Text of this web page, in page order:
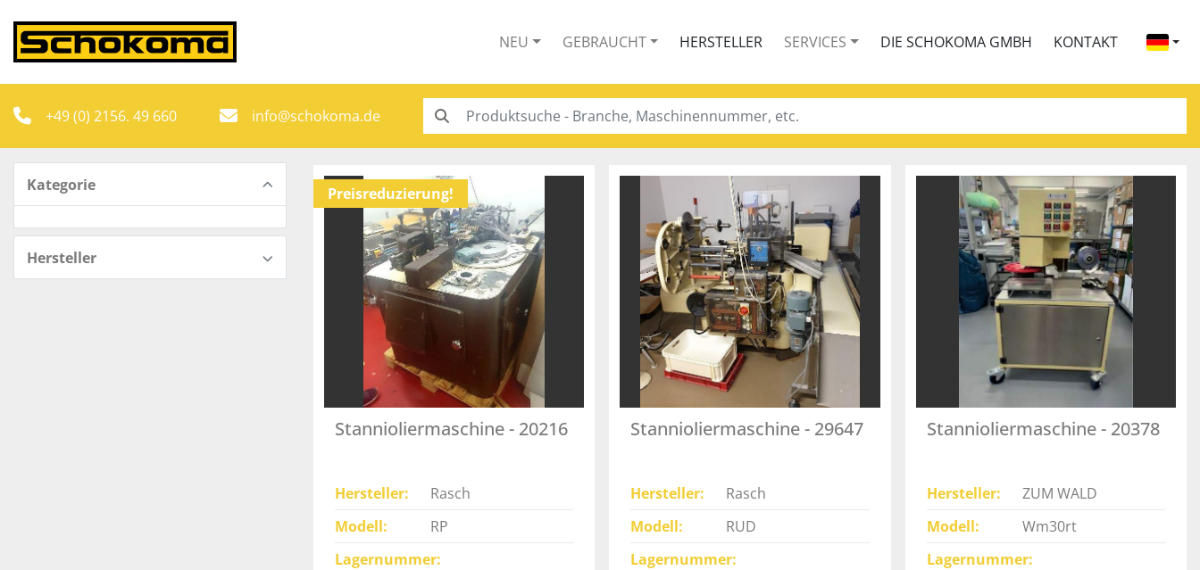
NEU GEBRAUCHT HERSTELLER SERVICES DIE SCHOKOMA GMBH KONTAKT
+49 (0) 2156. 49 660 info@schokoma.de
Kategorie
Hersteller
Preisreduzierung!
Stannioliermaschine - 20216
Hersteller
Rasch
Modell
RP
Lagernummer
Stannioliermaschine - 29647
Hersteller
Rasch
Modell
RUD
Lagernummer
Stannioliermaschine - 20378
Hersteller
ZUM WALD
Modell
Wm30rt
Lagernummer